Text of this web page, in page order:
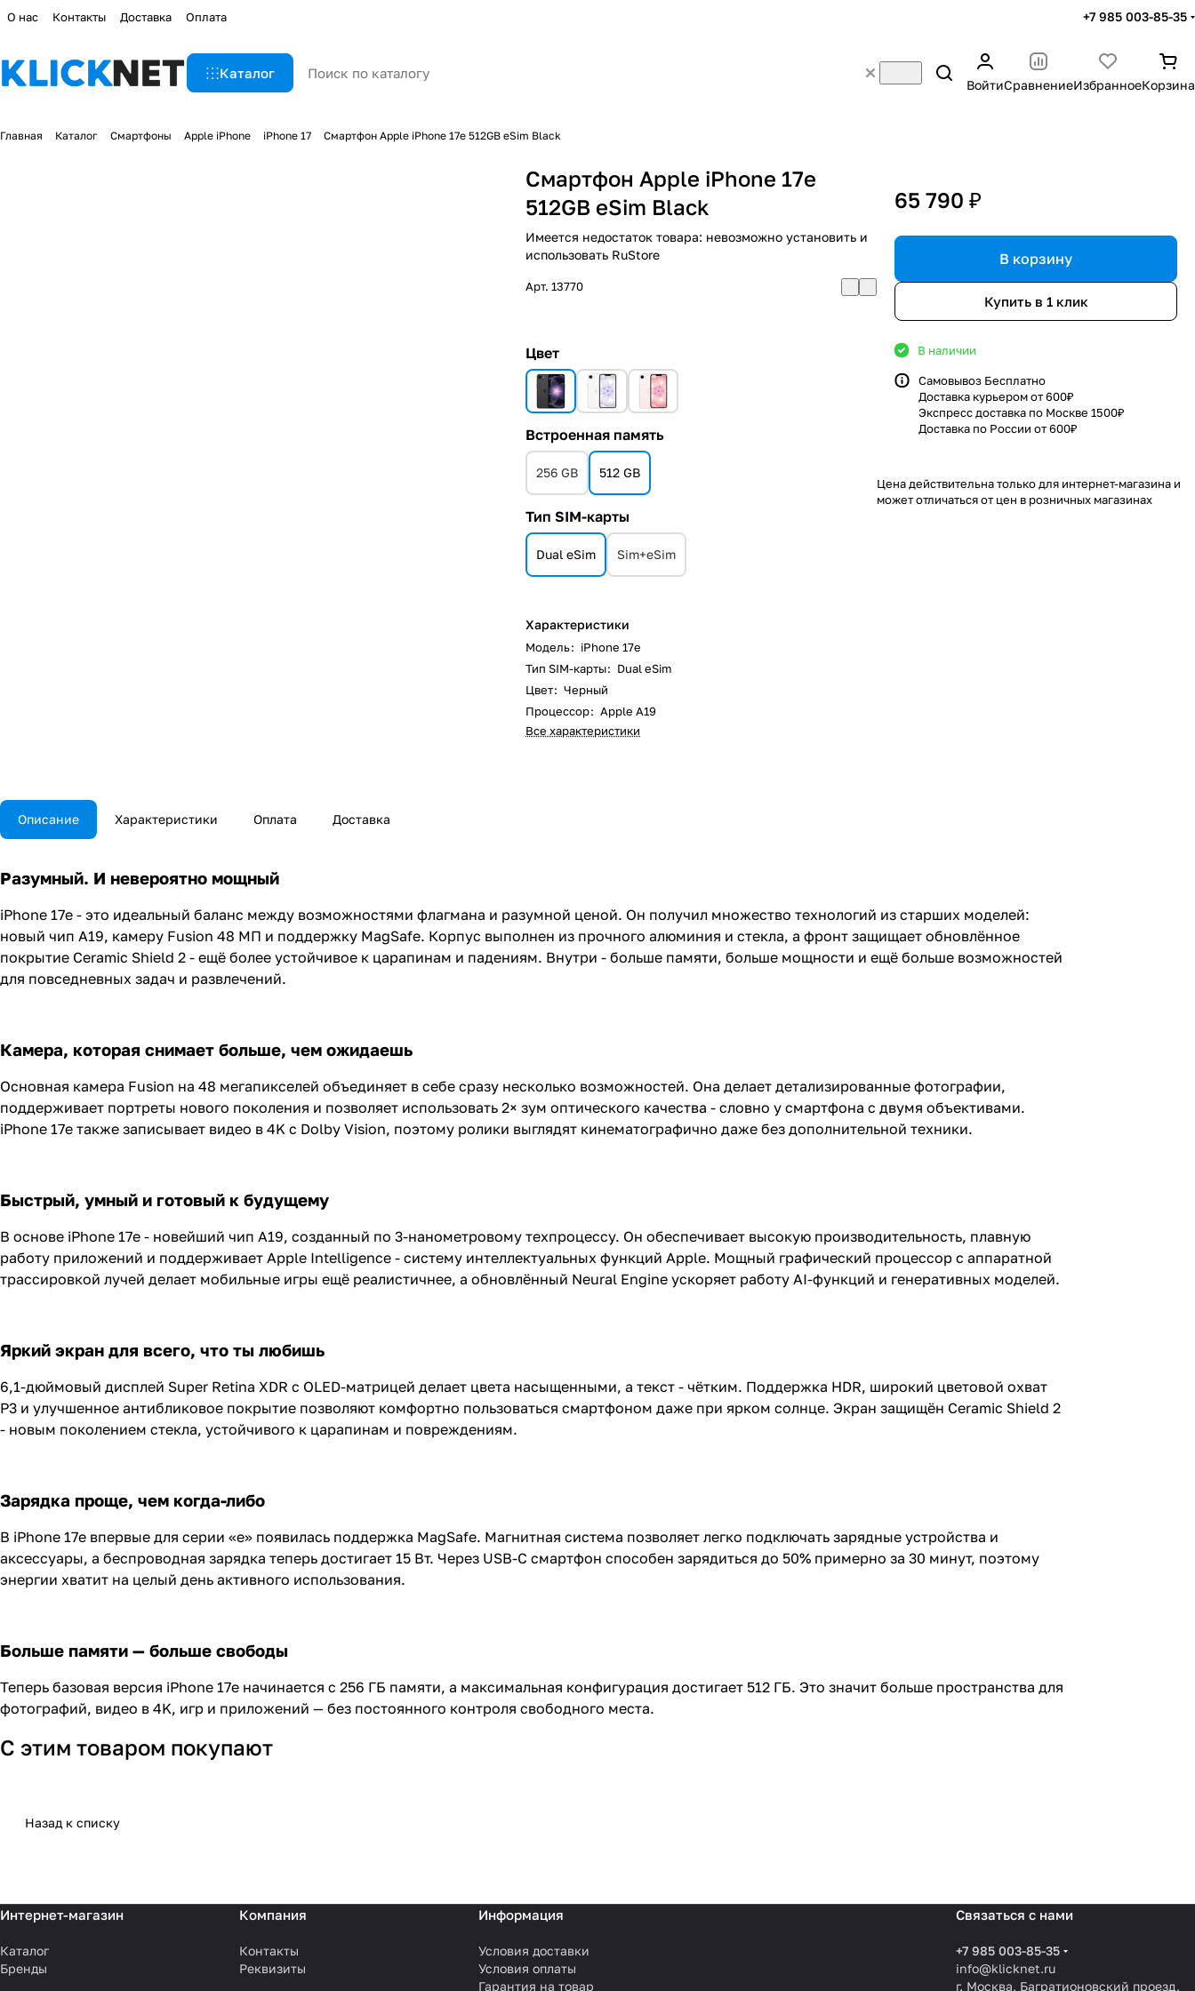
О нас Контакты Доставка Оплата +7 985 003-85-35
Каталог
ВойтиСравнениеИзбранноеКорзина
Главная Каталог Смартфоны Apple iPhone iPhone 17 Смартфон Apple iPhone 17e 512GB eSim Black
Смартфон Apple iPhone 17e
512GB eSim Black
Имеется недостаток товара: невозможно установить и
использовать RuStore
Арт.13770
Цвет
Встроенная память
256 GB 512 GB
Тип SIM-карты
Dual eSim Sim+eSim
Характеристики
Модель: iPhone 17e
Тип SIM-карты: Dual eSim
Цвет: Черный
Процессор: Apple A19
Все характеристики
65 790 ₽
В корзину
Купить в 1 клик
В наличии
Самовывоз Бесплатно
Доставка курьером от 600₽
Экспресс доставка по Москве 1500₽
Доставка по России от 600₽
Цена действительна только для интернет-магазина и
может отличаться от цен в розничных магазинах
Описание Характеристики Оплата Доставка
Разумный. И невероятно мощный
iPhone 17e - это идеальный баланс между возможностями флагмана и разумной ценой. Он получил множество технологий из старших моделей:
новый чип A19, камеру Fusion 48 МП и поддержку MagSafe. Корпус выполнен из прочного алюминия и стекла, а фронт защищает обновлённое
покрытие Ceramic Shield 2 - ещё более устойчивое к царапинам и падениям. Внутри - больше памяти, больше мощности и ещё больше возможностей
для повседневных задач и развлечений.
Камера, которая снимает больше, чем ожидаешь
Основная камера Fusion на 48 мегапикселей объединяет в себе сразу несколько возможностей. Она делает детализированные фотографии,
поддерживает портреты нового поколения и позволяет использовать 2× зум оптического качества - словно у смартфона с двумя объективами.
iPhone 17e также записывает видео в 4K с Dolby Vision, поэтому ролики выглядят кинематографично даже без дополнительной техники.
Быстрый, умный и готовый к будущему
В основе iPhone 17e - новейший чип A19, созданный по 3-нанометровому техпроцессу. Он обеспечивает высокую производительность, плавную
работу приложений и поддерживает Apple Intelligence - систему интеллектуальных функций Apple. Мощный графический процессор с аппаратной
трассировкой лучей делает мобильные игры ещё реалистичнее, а обновлённый Neural Engine ускоряет работу AI-функций и генеративных моделей.
Яркий экран для всего, что ты любишь
6,1-дюймовый дисплей Super Retina XDR с OLED-матрицей делает цвета насыщенными, а текст - чётким. Поддержка HDR, широкий цветовой охват
P3 и улучшенное антибликовое покрытие позволяют комфортно пользоваться смартфоном даже при ярком солнце. Экран защищён Ceramic Shield 2
- новым поколением стекла, устойчивого к царапинам и повреждениям.
Зарядка проще, чем когда-либо
В iPhone 17e впервые для серии «e» появилась поддержка MagSafe. Магнитная система позволяет легко подключать зарядные устройства и
аксессуары, а беспроводная зарядка теперь достигает 15 Вт. Через USB-C смартфон способен зарядиться до 50% примерно за 30 минут, поэтому
энергии хватит на целый день активного использования.
Больше памяти — больше свободы
Теперь базовая версия iPhone 17e начинается с 256 ГБ памяти, а максимальная конфигурация достигает 512 ГБ. Это значит больше пространства для
фотографий, видео в 4K, игр и приложений — без постоянного контроля свободного места.
С этим товаром покупают
Назад к списку
Интернет-магазин
Каталог
Бренды
Компания
Контакты
Реквизиты
Информация
Условия доставки
Условия оплаты
Гарантия на товар
Связаться с нами
+7 985 003-85-35
info@klicknet.ru
г. Москва, Багратионовский проезд,